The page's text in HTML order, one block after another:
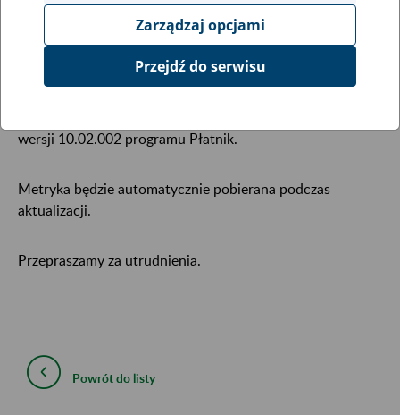
21 października 2022 r. w godzinach 18:00 – 23:30
wystąpić w programie Płatnik ograniczenia w komunikacji
elektronicznej z ZUS.
wersji 10.02.002 programu Płatnik.
Metryka będzie automatycznie pobierana podczas
aktualizacji.
Przepraszamy za utrudnienia.
Powrót do listy
Zarządzaj opcjami
Przejdź do serwisu